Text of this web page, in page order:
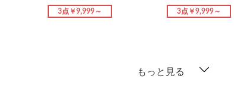
3点￥9,999～ 3点￥9,999～
もっと見る